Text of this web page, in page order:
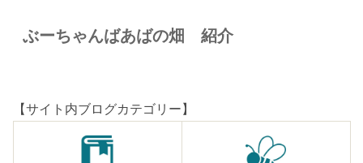
ぶーちゃんばあばの畑 紹介
【サイト内ブログカテゴリー】